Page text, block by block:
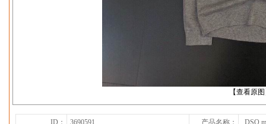
【查看原
ID： 3690591 产品名称：
DSQ